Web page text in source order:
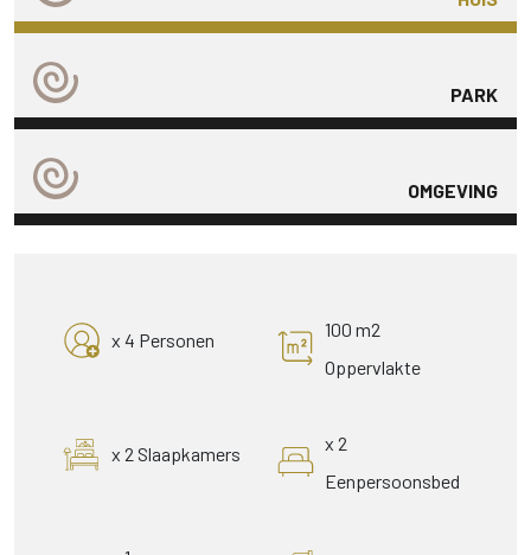
PARK
OMGEVING
x 4 Personen
100 m2
Oppervlakte
x 2 Slaapkamers
x 2
Eenpersoonsbed